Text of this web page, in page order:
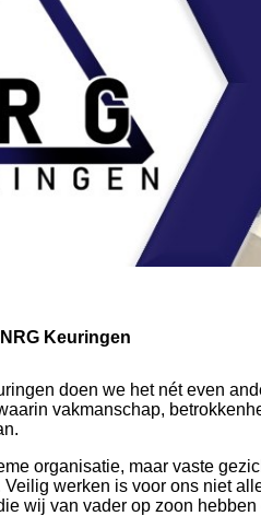
Keuringen
doen we het nét even
vakmanschap,
organisatie, maar vaste
Veilig werken is voor ons niet
wij van vader op zoon hebben